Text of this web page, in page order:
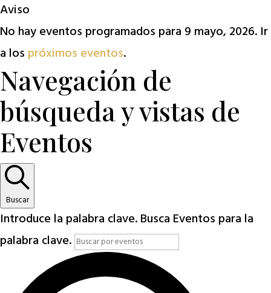
Aviso
No hay eventos programados para 9 mayo, 2026. Ir
a los próximos eventos.
Navegación de
búsqueda y vistas de
Eventos
Buscar
Introduce la palabra clave. Busca Eventos para la
palabra clave.